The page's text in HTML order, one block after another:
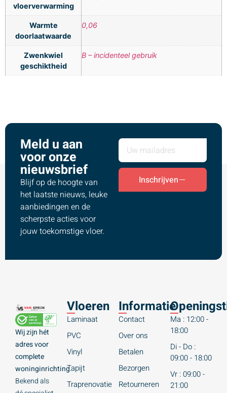
vloerverwarming
Warmte
doorlaatwaarde
0,06
Zwenkwiel
geschiktheid
B – incidenteel gebruik
Meld u aan
voor onze
nieuwsbrief
Blijf op de hoogte van
het laatste nieuws, leuke
aanbiedingen en de
scherpste acties voor
jouw toekomstige vloer.
Inschrijven
Wij zijn hét
adres voor
complete
woninginrichting.
Bekend als
Vloeren
Laminaat
PVC
Vinyl
Tapijt
Traprenovatie
Informatie
Contact
Over ons
Betalen
Bezorgen
Retourneren
Ma : 12:00 -
18:00
Di - Do :
09:00 - 18:00
Vr : 09:00 -
21:00